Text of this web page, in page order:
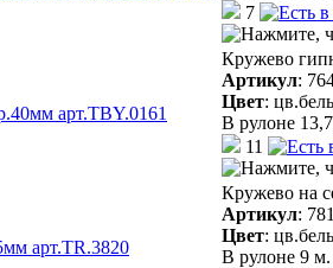
7
Кружево
Артикул:
Цвет:
В рулоне
11
Кружево на
Артикул:
Цвет:
В рулоне 9 м.